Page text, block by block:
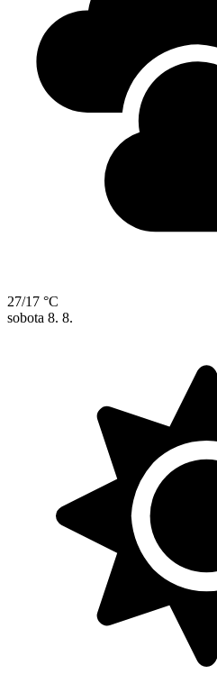
27/17 °C
sobota 8. 8.